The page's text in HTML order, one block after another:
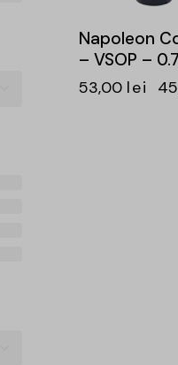
Napoleon
– VSOP –
53,00 lei